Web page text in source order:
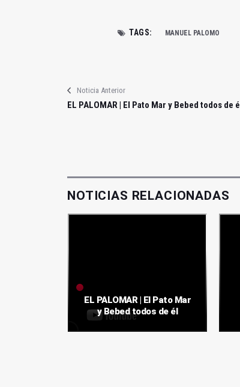
TAGS: MANUEL PALOMO
Noticia Anterior
EL PALOMAR | El Pato Mar y Bebed todos de él
NOTICIAS RELACIONADAS
EL PALOMAR | El Pato Mar
y Bebed todos de él